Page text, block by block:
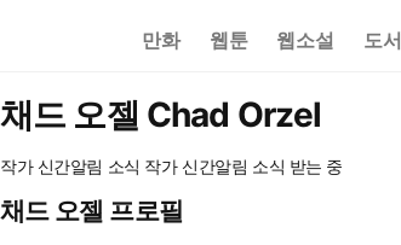
으
로
만화 웹툰 웹소설 도서
채드 오젤 Chad Orzel
작가 신간알림 소식 작가 신간알림 소식 받는 중
채드 오젤 프로필